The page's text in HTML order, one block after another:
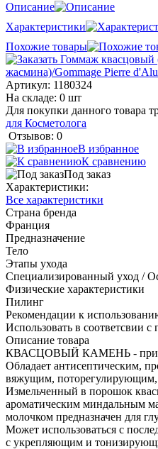
Описание
Характеристики
Похожие товары
Артикул: 1180324
На складе: 0 шт
Для покупки данного товара
для Косметолога
Отзывов: 0
В избранное
К сравнению
Под заказ
Характеристики:
Все характеристики
Страна бренда
Франция
Предназначение
Тело
Этапы ухода
Специализированный уход /
Физические характеристики
Пилинг
Рекомендации к
Использовать в соответсвии
Описание товара
КВАСЦОВЫЙ КАМЕНЬ -
Обладает антисептическим,
вяжущим,
Измельченный в порошок
ароматическим миндальным
молочком предназначен для
Может использоваться с
с укрепляющим и